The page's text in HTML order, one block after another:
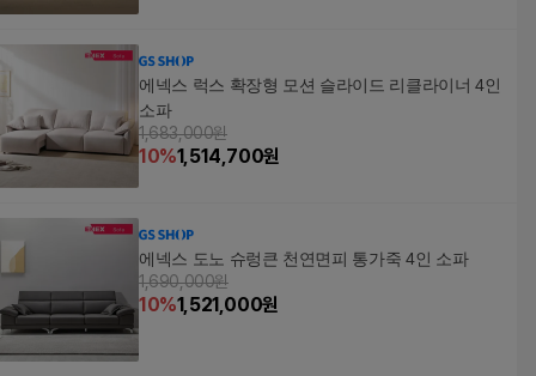
에넥스 럭스 확장형 모션 슬라이드 리클라이너 4인
소파
1,683,000원
10%1,514,700원
에넥스 도노 슈렁큰 천연면피 통가죽 4인 소파
1,690,000원
10%1,521,000원